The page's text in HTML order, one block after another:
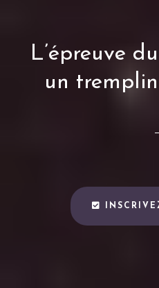
L’épreuve
un